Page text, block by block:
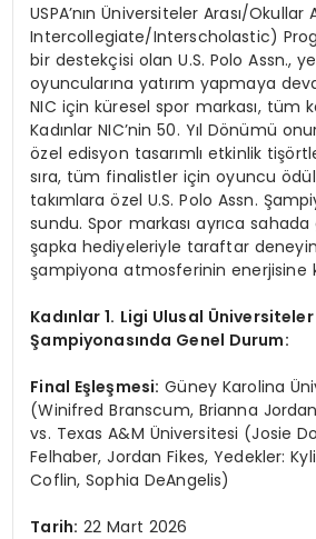
USPA’nın Üniversiteler Arası/Okullar
Intercollegiate/Interscholastic)
bir destekçisi olan U.S. Polo Assn.,
oyuncularına yatırım yapmaya
NIC için küresel spor markası, tüm
Kadınlar NIC’nin 50. Yıl Dönümü
özel edisyon tasarımlı etkinlik
sıra, tüm finalistler için oyuncu
takımlara özel U.S. Polo Assn.
sundu. Spor markası ayrıca
şapka hediyeleriyle taraftar
şampiyona atmosferinin enerjisine
Kadınlar 1. Ligi Ulusal Üniversiteler
Şampiyonasında Genel Durum:
Final Eşleşmesi: Güney Karolina
(Winifred Branscum, Brianna
vs. Texas A&M Üniversitesi (Josie
Felhaber, Jordan Fikes, Yedekler:
Coflin, Sophia DeAngelis)
Tarih: 22 Mart 2026